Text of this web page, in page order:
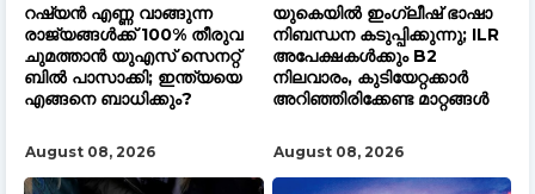
റഷ്യൻ എണ്ണ വാങ്ങുന്ന
രാജ്യങ്ങൾക്ക് 100% തീരുവ
ചുമത്താൻ യുഎസ് സെനറ്റ്
ബിൽ പാസാക്കി; ഇന്ത്യയെ
എങ്ങനെ ബാധിക്കും?
August 08, 2026
യുകെയിൽ ഇംഗ്ലീഷ് ഭാഷാ
നിബന്ധന കടുപ്പിക്കുന്നു; ILR
അപേക്ഷകൾക്കും B2
നിലവാരം, കുടിയേറ്റക്കാർ
അറിഞ്ഞിരിക്കേണ്ട മാറ്റങ്ങൾ
August 08, 2026